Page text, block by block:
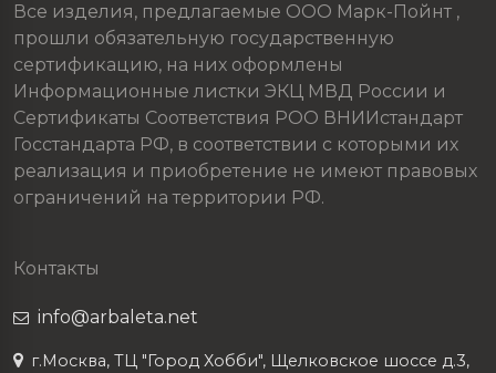
Все изделия, предлагаемые ООО Марк-Пойнт ,
прошли обязательную государственную
сертификацию, на них оформлены
Информационные листки ЭКЦ МВД России и
Сертификаты Соответствия РОО ВНИИстандарт
Госстандарта РФ, в соответствии с которыми их
реализация и приобретение не имеют правовых
ограничений на территории РФ.
Контакты
info@arbaleta.net
г.Москва, ТЦ "Город Хобби", Щелковское шоссе д.3,